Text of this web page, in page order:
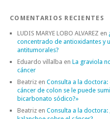
COMENTARIOS RECIENTES
LUDIS MARYE LOBO ALVAREZ en
concentrado de antioxidantes y
antitumorales?
Eduardo villalba en La graviola
cáncer
Beatriz en Consulta a la
cáncer de colon se le puede
bicarbonato sódico?»
Beatriz en Consulta a la